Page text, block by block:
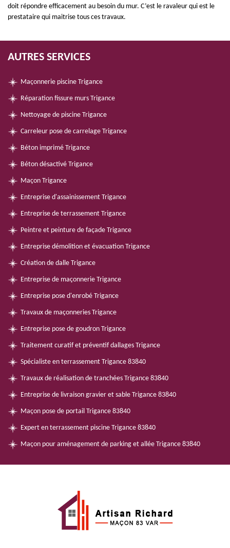
doit répondre efficacement au besoin du mur. C’est le ravaleur qui est le
prestataire qui maitrise tous ces travaux.
AUTRES SERVICES
Maçonnerie piscine Trigance
Réparation fissure murs Trigance
Nettoyage de piscine Trigance
Carreleur pose de carrelage Trigance
Béton imprimé Trigance
Béton désactivé Trigance
Maçon Trigance
Entreprise d'assainissement Trigance
Entreprise de terrassement Trigance
Peintre et peinture de façade Trigance
Entreprise démolition et évacuation Trigance
Création de dalle Trigance
Entreprise de maçonnerie Trigance
Entreprise pose d'enrobé Trigance
Travaux de maçonneries Trigance
Entreprise pose de goudron Trigance
Traitement curatif et préventif dallages Trigance
Spécialiste en terrassement Trigance 83840
Travaux de réalisation de tranchées Trigance 83840
Entreprise de livraison gravier et sable Trigance 83840
Maçon pose de portail Trigance 83840
Expert en terrassement piscine Trigance 83840
Maçon pour aménagement de parking et allée Trigance 83840